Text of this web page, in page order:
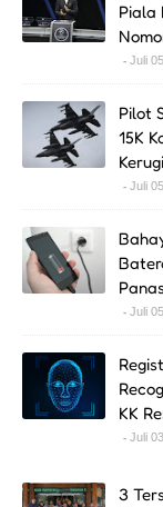
Piala
Juli
Pilot
15K
Juli
Juli
KK
Juli
3